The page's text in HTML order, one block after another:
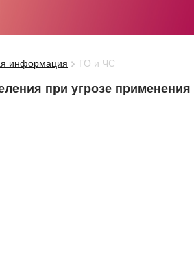
информация ГО и ЧС
при угрозе